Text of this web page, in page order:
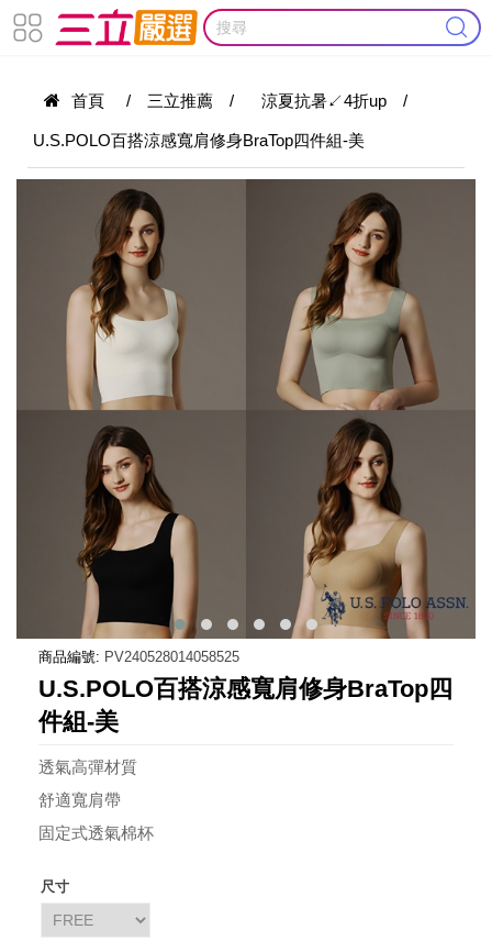
首頁 / 三立推薦 / 涼夏抗暑↙4折up /
U.S.POLO百搭涼感寬肩修身BraTop四件組-美
商品編號: PV240528014058525
U.S.POLO百搭涼感寬肩修身BraTop四
件組-美
透氣高彈材質
舒適寬肩帶
固定式透氣棉杯
尺寸